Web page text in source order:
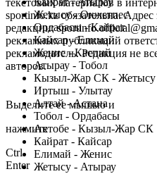
Жетысу - Окжетпес
Ордабасы - Кайрат
Кайсар - Елимай
Женис - Каспий
Атырау - Тобол
Кызыл-Жар СК - Жетысу
Иртыш - Улытау
Алтай - Астана
Тобол - Ордабасы
Актобе - Кызыл-Жар СК
Кайрат - Кайсар
Елимай - Женис
Жетысу - Атырау
текстовых материалов в
sportinfo.kz обязательна.
редакции:
рекламных публикаций
рекламодатель. Редакция не
авторов.
Заметили ошибку в тексте?
Выделите ее мышью и
нажмите
Ctrl
Enter